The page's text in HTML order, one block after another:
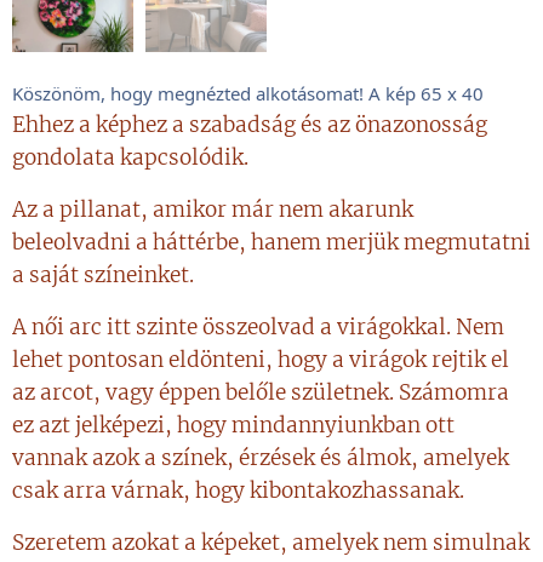
Köszönöm, hogy megnézted alkotásomat! A kép 65 x 40
Ehhez a képhez a szabadság és az önazonosság
gondolata kapcsolódik.
Az a pillanat, amikor már nem akarunk
beleolvadni a háttérbe, hanem merjük megmutatni
a saját színeinket.
A női arc itt szinte összeolvad a virágokkal. Nem
lehet pontosan eldönteni, hogy a virágok rejtik el
az arcot, vagy éppen belőle születnek. Számomra
ez azt jelképezi, hogy mindannyiunkban ott
vannak azok a színek, érzések és álmok, amelyek
csak arra várnak, hogy kibontakozhassanak.
Szeretem azokat a képeket, amelyek nem simulnak